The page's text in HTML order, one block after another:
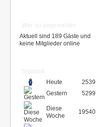
Aktuell sind 189 Gäste und
keine Mitglieder online
Heute
2539
Gestern
5299
Diese
Woche
19540